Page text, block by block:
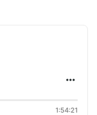
1:54:21